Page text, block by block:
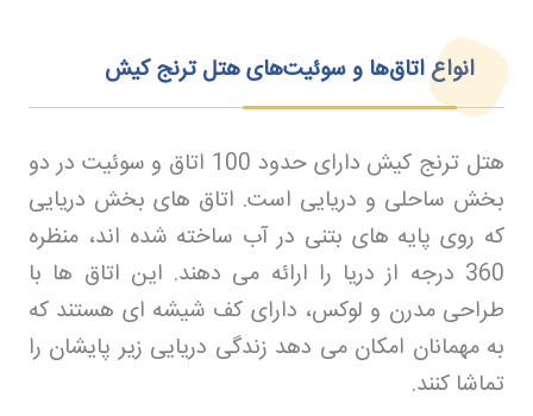
انواع اتاق‌ها و سوئیت‌های هتل ترنج کیش
هتل ترنج کیش دارای حدود 100 اتاق و سوئیت در دو
بخش ساحلی و دریایی است. اتاق های بخش دریایی
که روی پایه های بتنی در آب ساخته شده اند، منظره
360 درجه از دریا را ارائه می دهند. این اتاق ها با
طراحی مدرن و لوکس، دارای کف شیشه ای هستند که
به مهمانان امکان می دهد زندگی دریایی زیر پایشان را
تماشا کنند.